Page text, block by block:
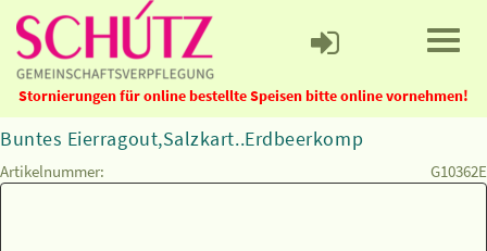
Stornierungen für online bestellte Speisen bitte online vornehmen!
Buntes Eierragout,Salzkart..Erdbeerkomp
Artikelnummer: G10362E